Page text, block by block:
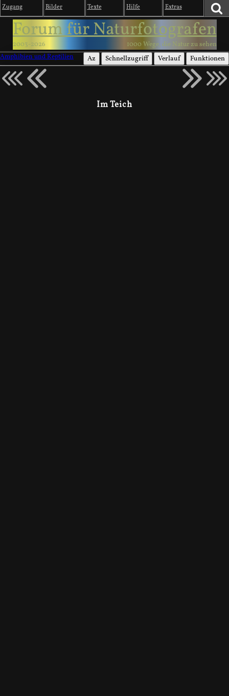
Zugang Bilder Texte Hilfe Extras
Forum für Naturfotografen
2003-2026
1000 Wege, die Natur zu sehen
Amphibien und Reptilien
Az Schnellzugriff Verlauf Funktionen
Im Teich